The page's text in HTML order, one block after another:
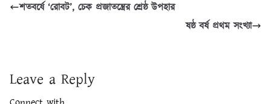
শতবর্ষে ‘রোবট’, চেক প্রজাতন্ত্রের শ্রেষ্ঠ উপহার
ষষ্ঠ বর্ষ প্রথম সংখ্যা
Leave a Reply